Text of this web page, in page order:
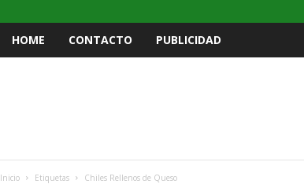
HOME CONTACTO PUBLICIDAD
Inicio Etiquetas Chiles Rellenos de Queso